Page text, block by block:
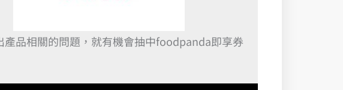
產品相關的問題，就有機會抽中foodpanda即享券